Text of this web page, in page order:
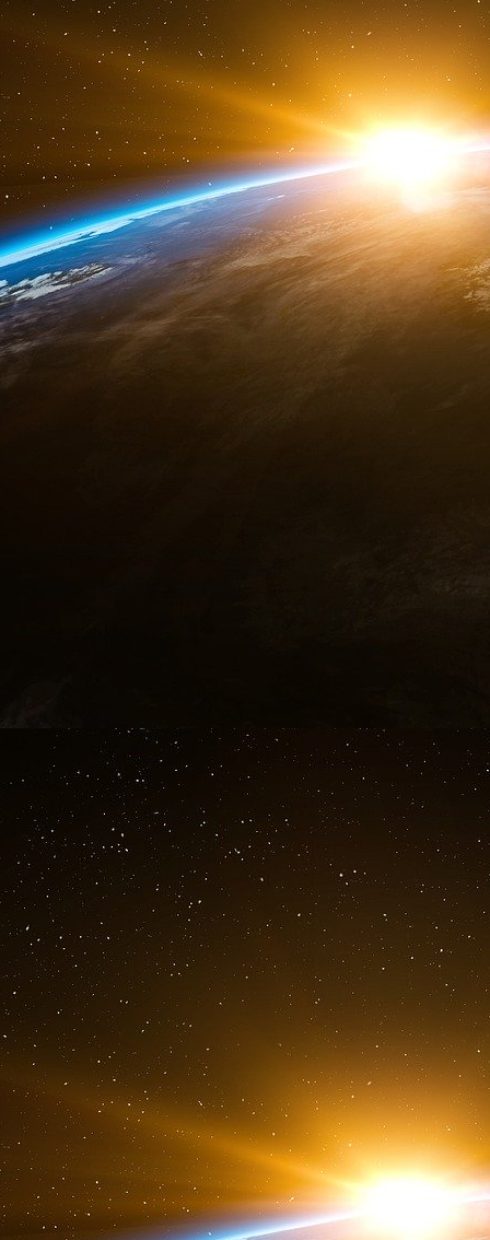
« À vouloir étouffer les révolutions
violentes » (JFK)
« Ceci est un article ‘presslib’, c’est-à-dire
condition que le présent alinéa soit
lequel Charles Sannat s’exprime
sans concession de l’actualité économique.
abonner gratuitement à la
www.insolentiae.com.&nbsp;»